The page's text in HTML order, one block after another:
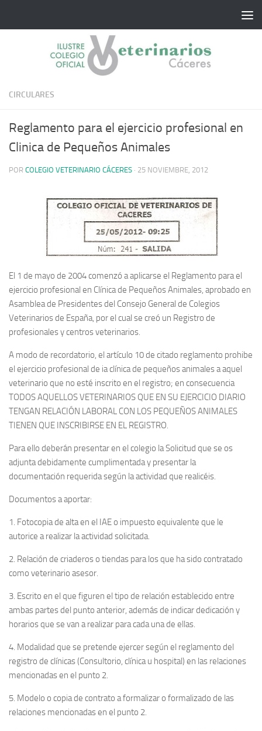
CIRCULARES
Reglamento para el ejercicio profesional en
Clinica de Pequeños Animales
POR COLEGIO VETERINARIO CÁCERES · 25 NOVIEMBRE, 2012
El 1 de mayo de 2004 comenzó a aplicarse el Reglamento para el
ejercicio profesional en Clínica de Pequeños Animales, aprobado en
Asamblea de Presidentes del Consejo General de Colegios
Veterinarios de España, por el cual se creó un Registro de
profesionales y centros veterinarios.
A modo de recordatorio, el artículo 10 de citado reglamento prohibe
el ejercicio profesional de ia clínica de pequeños animales a aquel
veterinario que no esté inscrito en el registro; en consecuencia
TODOS AQUELLOS VETERINARIOS QUE EN SU EJERCICIO DIARIO
TENGAN RELACIÓN LABORAL CON LOS PEQUEÑOS ANIMALES
TIENEN QUE INSCRIBIRSE EN EL REGISTRO.
Para ello deberán presentar en el colegio la Solicitud que se os
adjunta debidamente cumplimentada y presentar la
documentación requerida según la actividad que realicéis.
Documentos a aportar:
1. Fotocopia de alta en el IAE o impuesto equivalente que le
autorice a realizar la actividad solicitada.
2. Relación de criaderos o tiendas para los que ha sido contratado
como veterinario asesor.
3. Escrito en el que figuren el tipo de relación establecido entre
ambas partes del punto anterior, además de indicar dedicación y
horarios que se van a realizar para cada una de ellas.
4. Modalidad que se pretende ejercer según el reglamento del
registro de clínicas (Consultorio, clínica u hospital) en las relaciones
mencionadas en el punto 2.
5. Modelo o copia de contrato a formalizar o formalizado de las
relaciones mencionadas en el punto 2.